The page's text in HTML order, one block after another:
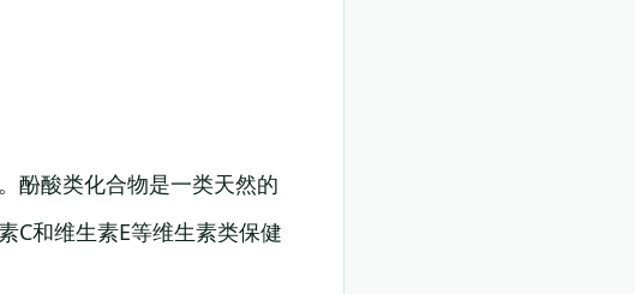
酚酸类化合物是一类天然的
C和维生素E等维生素类保健